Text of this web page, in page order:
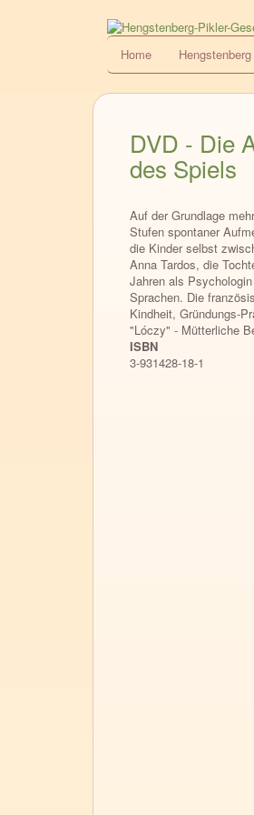
HPG
Home Hengstenberg
DVD - Die
des Spiels
Auf der Grundlage
Stufen spontaner
die Kinder selbst
Anna Tardos, die
Jahren als
Sprachen. Die
Kindheit, Gründungs-
"Lóczy" - Mütterliche
ISBN
3-931428-18-1